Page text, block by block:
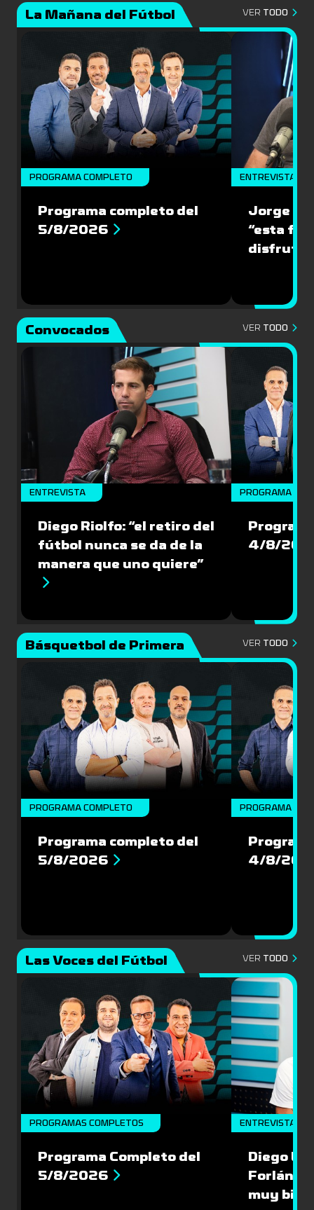
La Mañana del Fútbol VER TODO
PROGRAMA COMPLETO
Programa completo del
5/8/2026
ENTREVISTA
Jorge
“esta
disfrute
Convocados VER TODO
ENTREVISTA
Diego Riolfo: “el retiro del
fútbol nunca se da de la
manera que uno quiere”
PROGRAMA
4/8/
Básquetbol de Primera VER TODO
PROGRAMA COMPLETO
Programa completo del
5/8/2026
PROGRAMA
4/8/
Las Voces del Fútbol VER TODO
PROGRAMAS COMPLETOS
Programa Completo del
5/8/2026
ENTREVISTA
Diego
Forlán le
muy